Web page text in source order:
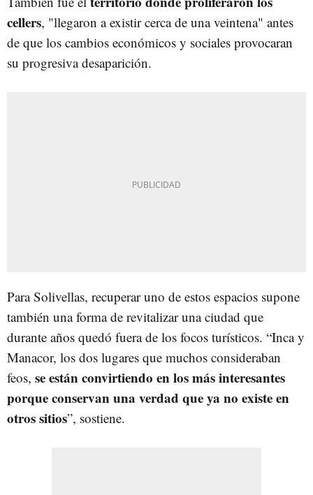
cellers, "llegaron a existir cerca de una veintena" antes
de que los cambios económicos y sociales provocaran
su progresiva desaparición.
Para Solivellas, recuperar uno de estos espacios supone
también una forma de revitalizar una ciudad que
durante años quedó fuera de los focos turísticos. “Inca y
Manacor, los dos lugares que muchos consideraban
feos, se están convirtiendo en los más interesantes
porque conservan una verdad que ya no existe en
otros sitios”, sostiene.